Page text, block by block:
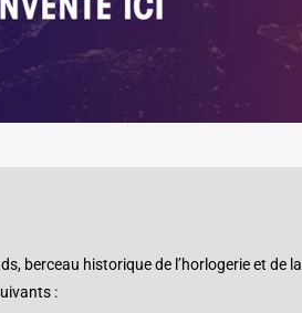
berceau historique de l’horlogerie et de la
: